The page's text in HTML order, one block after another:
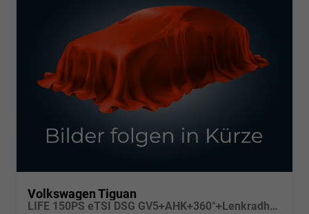
Volkswagen Tiguan
LIFE 150PS eTSI DSG GV5+AHK+360°+Lenkradheiz+IQ.Drive+ACC+App+eHeck+LED